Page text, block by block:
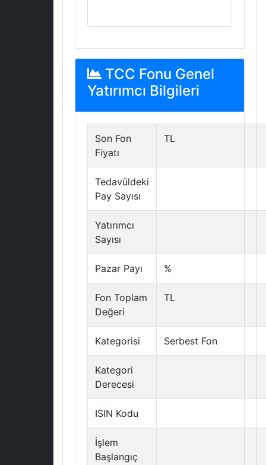
TCC Fonu Genel
Yatırımcı Bilgileri
Son Fon
Fiyatı
TL
Tedavüldeki
Pay Sayısı
Yatırımcı
Sayısı
Pazar Payı %
Fon Toplam
Değeri
TL
Kategorisi Serbest Fon
Kategori
Derecesi
ISIN Kodu
İşlem
Başlangıç